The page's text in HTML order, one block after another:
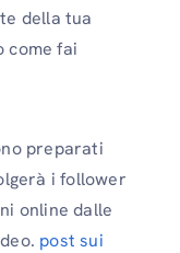
della tua
come fai
preparati
i follower
online dalle
post sui